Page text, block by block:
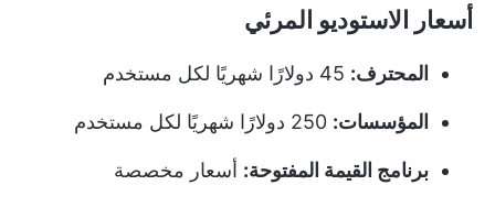
أسعار الاستوديو المرئي
المحترف:
المؤسسات:
برنامج القيمة المفتوحة: أسعار مخصصة